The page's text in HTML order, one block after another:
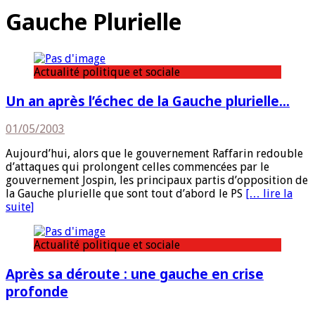
Gauche Plurielle
Actualité politique et sociale
Un an après l’échec de la Gauche plurielle…
01/05/2003
Aujourd’hui, alors que le gouvernement Raffarin redouble
d’attaques qui prolongent celles commencées par le
gouvernement Jospin, les principaux partis d’opposition de
la Gauche plurielle que sont tout d’abord le PS [… lire la
suite]
Actualité politique et sociale
Après sa déroute : une gauche en crise
profonde